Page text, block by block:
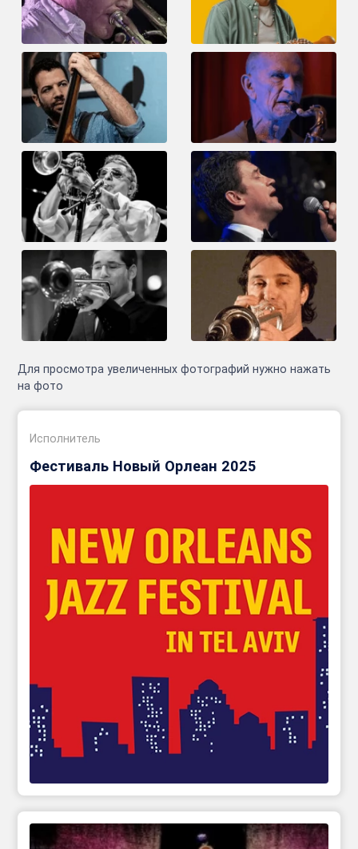
Для просмотра увеличенных фотографий нужно нажать
на фото
Исполнитель
Фестиваль Новый Орлеан 2025